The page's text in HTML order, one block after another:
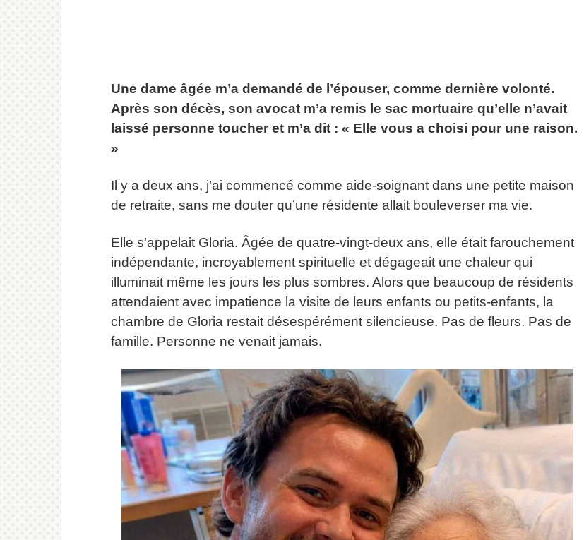
Une dame âgée m’a demandé de l’épouser, comme dernière volonté.
Après son décès, son avocat m’a remis le sac mortuaire qu’elle n’avait
laissé personne toucher et m’a dit : « Elle vous a choisi pour une raison.
»
Il y a deux ans, j’ai commencé comme aide-soignant dans une petite maison
de retraite, sans me douter qu’une résidente allait bouleverser ma vie.
Elle s’appelait Gloria. Âgée de quatre-vingt-deux ans, elle était farouchement
indépendante, incroyablement spirituelle et dégageait une chaleur qui
illuminait même les jours les plus sombres. Alors que beaucoup de résidents
attendaient avec impatience la visite de leurs enfants ou petits-enfants, la
chambre de Gloria restait désespérément silencieuse. Pas de fleurs. Pas de
famille. Personne ne venait jamais.